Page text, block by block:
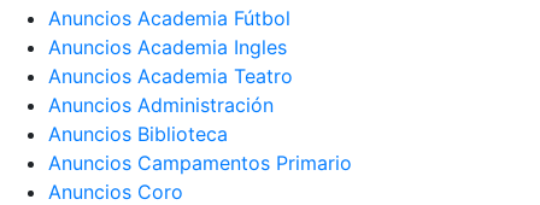
Anuncios Academia Fútbol
Anuncios Academia Ingles
Anuncios Academia Teatro
Anuncios Administración
Anuncios Biblioteca
Anuncios Campamentos Primario
Anuncios Coro